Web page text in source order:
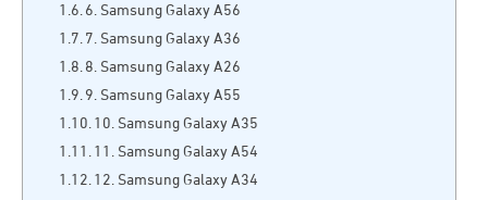
6. Samsung Galaxy A56
7. Samsung Galaxy A36
8. Samsung Galaxy A26
9. Samsung Galaxy A55
10. Samsung Galaxy A35
11. Samsung Galaxy A54
12. Samsung Galaxy A34